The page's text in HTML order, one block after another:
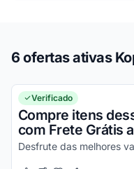
6 ofertas ativas
Verificado
Compre itens
com Frete Grátis